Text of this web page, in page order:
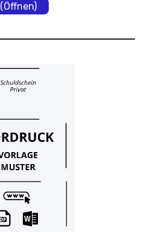
(Öffnen)